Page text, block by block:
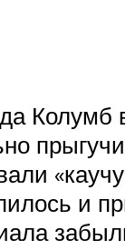
Колумб
и